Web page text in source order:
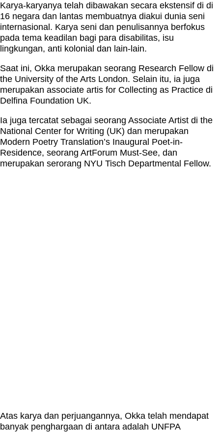
Karya-karyanya telah dibawakan secara ekstensif di di
16 negara dan lantas membuatnya diakui dunia seni
internasional. Karya seni dan penulisannya berfokus
pada tema keadilan bagi para disabilitas, isu
lingkungan, anti kolonial dan lain-lain.
Saat ini, Okka merupakan seorang Research Fellow di
the University of the Arts London. Selain itu, ia juga
merupakan associate artis for Collecting as Practice di
Delfina Foundation UK.
Ia juga tercatat sebagai seorang Associate Artist di the
National Center for Writing (UK) dan merupakan
Modern Poetry Translation’s Inaugural Poet-in-
Residence, seorang ArtForum Must-See, dan
merupakan serorang NYU Tisch Departmental Fellow.
Atas karya dan perjuangannya, Okka telah mendapat
banyak penghargaan di antara adalah UNFPA